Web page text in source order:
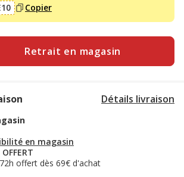
Copier
Retrait en magasin
Détails livraison
en magasin
OFFERT
offert dès 69€ d'achat